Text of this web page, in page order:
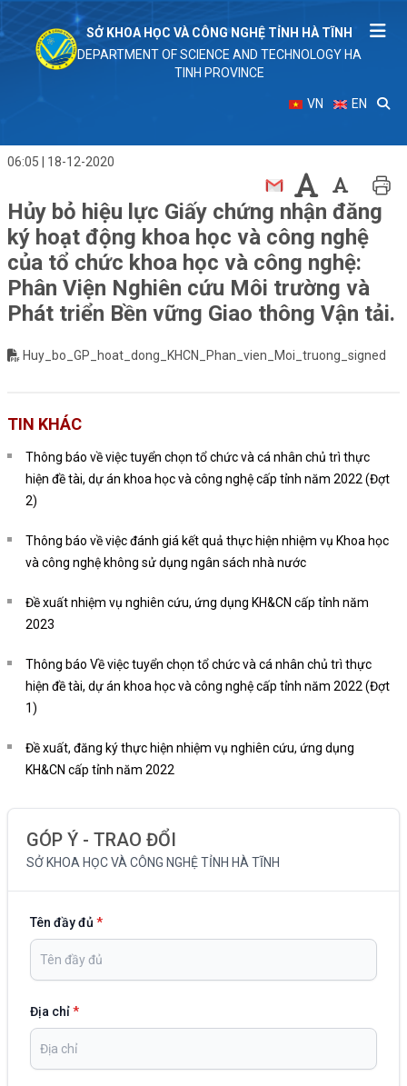
SỞ KHOA HỌC VÀ CÔNG NGHỆ TỈNH HÀ TĨNH
DEPARTMENT OF SCIENCE AND TECHNOLOGY HA
TINH PROVINCE
VN EN
06:05 | 18-12-2020
Hủy bỏ hiệu lực Giấy chứng nhận đăng
ký hoạt động khoa học và công nghệ
của tổ chức khoa học và công nghệ:
Phân Viện Nghiên cứu Môi trường và
Phát triển Bền vững Giao thông Vận tải.
Huy_bo_GP_hoat_dong_KHCN_Phan_vien_Moi_truong_signed
TIN KHÁC
Thông báo về việc tuyển chọn tổ chức và cá nhân chủ trì thực
hiện đề tài, dự án khoa học và công nghệ cấp tỉnh năm 2022 (Đợt
2)
Thông báo về việc đánh giá kết quả thực hiện nhiệm vụ Khoa học
và công nghệ không sử dụng ngân sách nhà nước
Đề xuất nhiệm vụ nghiên cứu, ứng dụng KH&CN cấp tỉnh năm
2023
Thông báo Về việc tuyển chọn tổ chức và cá nhân chủ trì thực
hiện đề tài, dự án khoa học và công nghệ cấp tỉnh năm 2022 (Đợt
1)
Đề xuất, đăng ký thực hiện nhiệm vụ nghiên cứu, ứng dụng
KH&CN cấp tỉnh năm 2022
GÓP Ý - TRAO ĐỔI
SỞ KHOA HỌC VÀ CÔNG NGHỆ TỈNH HÀ TĨNH
Tên đầy đủ *
Địa chỉ*